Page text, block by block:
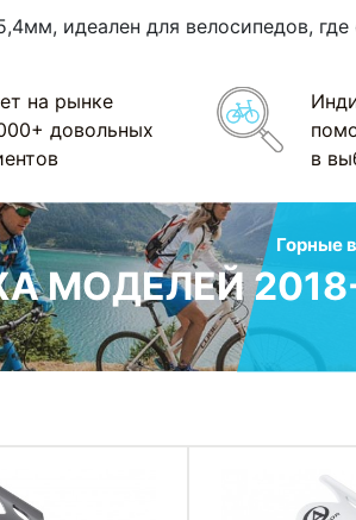
идеален для велосипедов, где
на рынке
довольных
в
Горные
МОДЕЛЕЙ